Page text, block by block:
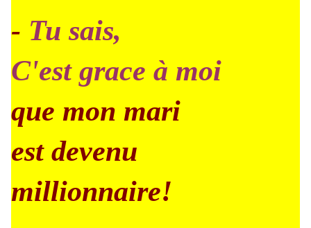
- Tu sais,
C'est grace à moi
que mon mari
est devenu
millionnaire!